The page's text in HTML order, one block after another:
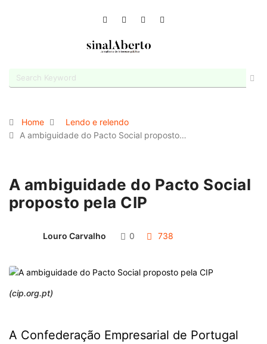
Home
Lendo e relendo
A ambiguidade do Pacto Social proposto…
A ambiguidade do Pacto Social
proposto pela CIP
Louro Carvalho 0 738
(cip.org.pt)
A Confederação Empresarial de Portugal